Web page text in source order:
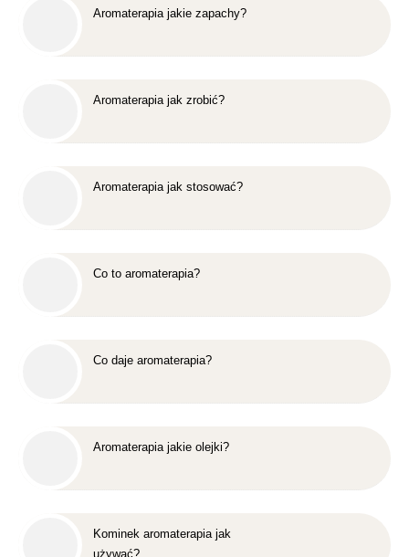
Aromaterapia jakie zapachy?
Aromaterapia jak zrobić?
Aromaterapia jak stosować?
Co to aromaterapia?
Co daje aromaterapia?
Aromaterapia jakie olejki?
Kominek aromaterapia jak
używać?